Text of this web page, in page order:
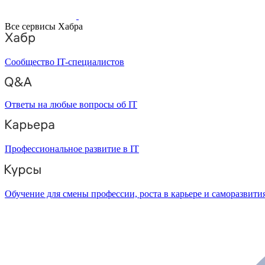
Все сервисы Хабра
Сообщество IT-специалистов
Ответы на любые вопросы об IT
Профессиональное развитие в IT
Обучение для смены профессии, роста в карьере и